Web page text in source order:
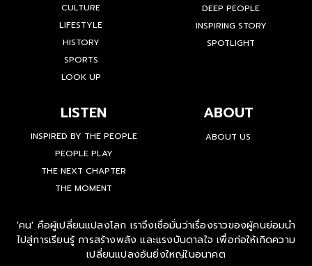
CULTURE
LIFESTYLE
HISTORY
SPORTS
LOOK UP
DEEP PEOPLE
INSPIRING STORY
SPOTLIGHT
LISTEN
INSPIRED BY THE PEOPLE
PEOPLE PLAY
THE NEXT CHAPTER
THE MOMENT
ABOUT
ABOUT US
'คน' คือผู้เปลี่ยนแปลงโลก เราจึงเชื่อมั่นว่าเรื่องราวของผู้คนย่อมนำ
ไปสู่การเรียนรู้ การสร้างพลัง และแรงบันดาลใจ เพื่อก่อให้เกิดความ
เปลี่ยนแปลงอันยิ่งใหญ่ในอนาคต